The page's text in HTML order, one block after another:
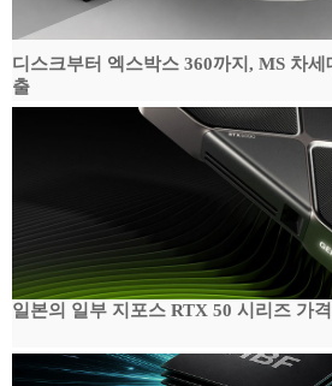
디스크부터 엑스박스 360까지, MS 차
출
일본의 일부 지포스 RTX 50 시리즈 가